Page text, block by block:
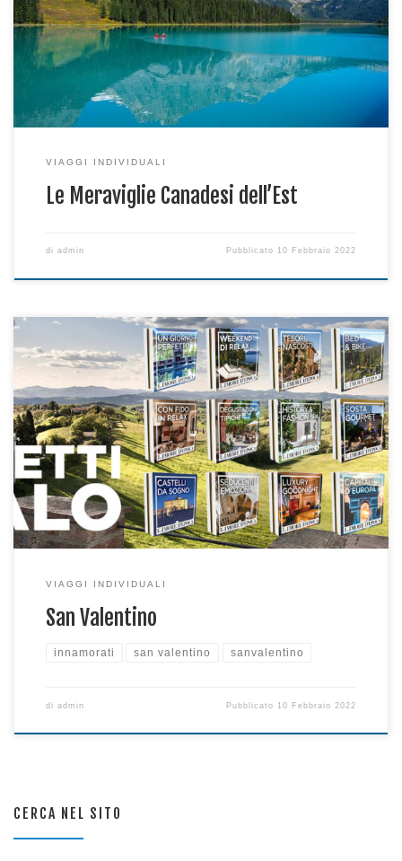
godere appieno delle bellezze del Québec e dell’Ontario: le
maestose Cascate del Niagara al tramonto, il famoso Parco
Omega, il favoloso […]
VIAGGI INDIVIDUALI
Le Meraviglie Canadesi dell’Est
di admin Pubblicato 10 Febbraio 2022
Per il vostro San Valentino.. INSIEME…. Vi proponiamo alcune
delle nostre meravigliose Dimore, per tutte le esigenze:
Lusso… Relax… Degustazioni… Benessere… Vi aspettiamo in
agenzia per i dettagli
VIAGGI INDIVIDUALI
San Valentino
innamorati san valentino sanvalentino
di admin Pubblicato 10 Febbraio 2022
CERCA NEL SITO